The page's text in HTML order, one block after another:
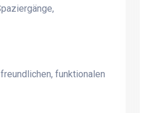
funktionalen